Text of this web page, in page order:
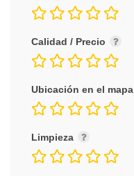
Calidad / Precio
Ubicación en el mapa
Limpieza